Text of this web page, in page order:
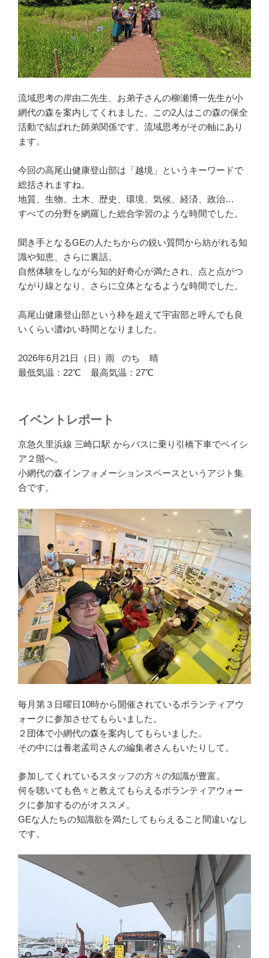
流域思考の岸由二先生、お弟子さんの柳瀬博一先生が小
網代の森を案内してくれました。この2人はこの森の保全
活動で結ばれた師弟関係です。流域思考がその軸にあり
ます。
今回の高尾山健康登山部は「越境」というキーワードで
総括されますね。
地質、生物、土木、歴史、環境、気候、経済、政治…
すべての分野を網羅した総合学習のような時間でした。
聞き手となるGEの人たちからの鋭い質問から紡がれる知
識や知恵、さらに裏話。
自然体験をしながら知的好奇心が満たされ、点と点がつ
ながり線となり、さらに立体となるような時間でした。
高尾山健康登山部という枠を超えて宇宙部と呼んでも良
いくらい濃ゆい時間となりました。
2026年6月21日（日）雨 のち 晴
最低気温：22℃ 最高気温：27℃
イベントレポート
京急久里浜線 三崎口駅 からバスに乗り引橋下車でベイシ
ア２階へ。
小網代の森インフォメーションスペースというアジト集
合です。
毎月第３日曜日10時から開催されているボランティアウ
ォークに参加させてもらいました。
２団体で小網代の森を案内してもらいました。
その中には養老孟司さんの編集者さんもいたりして。
参加してくれているスタッフの方々の知識が豊富。
何を聴いても色々と教えてもらえるボランティアウォー
クに参加するのがオススメ。
GEな人たちの知識欲を満たしてもらえること間違いなし
です。